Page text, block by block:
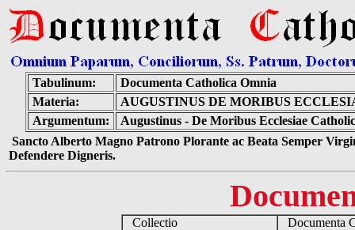
Tabulinum:
Documenta Catholica Omnia
Materia:
AUGUSTINUS DE MORIBUS
Argumentum:
Augustinus - De Moribus Ecclesiae
Sancto Alberto Magno Patrono Plorante ac Beata Semper
Defendere Digneris.
Collectio
Documenta